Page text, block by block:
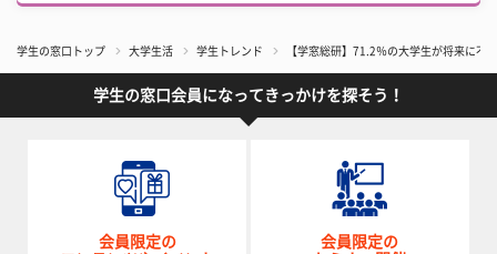
学生の窓口トップ 大学生活 学生トレンド 【学窓総研】71.2％の大学生が将来に不
学生の窓口会員になってきっかけを探そう！
会員限定の
会員限定の